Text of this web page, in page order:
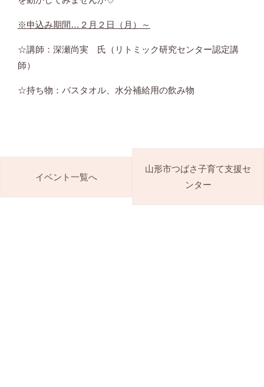
※申込み期間…２月２日（月）～
☆講師：深瀬尚実 氏（リトミック研究センター認定講
師）
☆持ち物：バスタオル、水分補給用の飲み物
イベント一覧へ
山形市つばさ子育て支援セ
ンター